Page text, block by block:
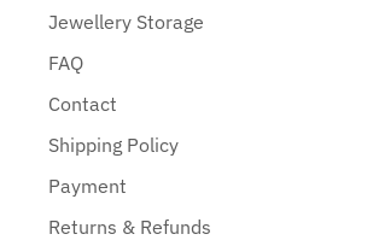
Jewellery Storage
FAQ
Contact
Shipping Policy
Payment
Returns & Refunds